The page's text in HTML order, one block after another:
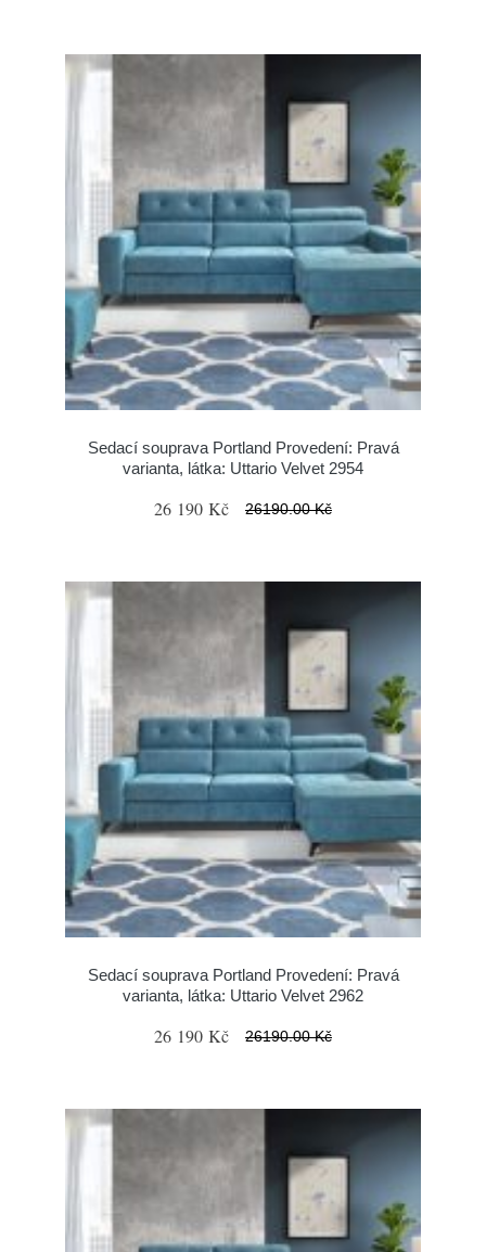
Sedací souprava Portland Provedení: Pravá
varianta, látka: Uttario Velvet 2954
26 190 Kč 26190.00 Kč
Sedací souprava Portland Provedení: Pravá
varianta, látka: Uttario Velvet 2962
26 190 Kč 26190.00 Kč